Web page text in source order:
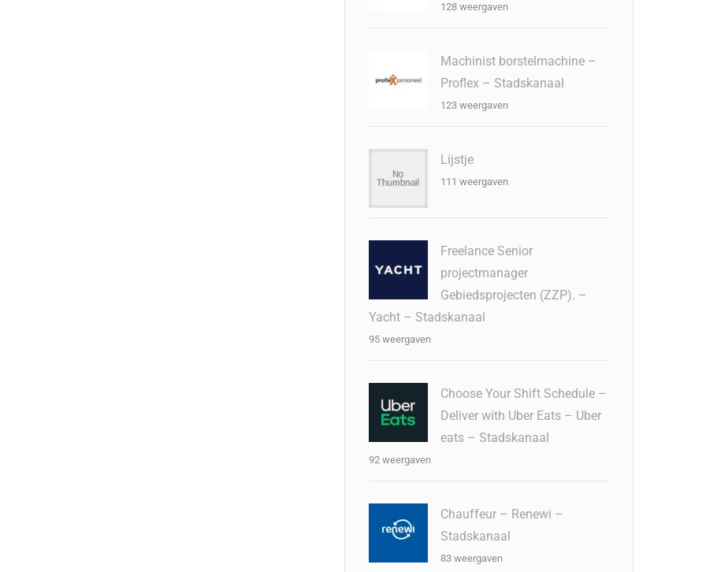
128 weergaven
Machinist borstelmachine –
Proflex – Stadskanaal
123 weergaven
Lijstje
111 weergaven
Freelance Senior
projectmanager
Gebiedsprojecten (ZZP). –
Yacht – Stadskanaal
95 weergaven
Choose Your Shift Schedule –
Deliver with Uber Eats – Uber
eats – Stadskanaal
92 weergaven
Chauffeur – Renewi –
Stadskanaal
83 weergaven